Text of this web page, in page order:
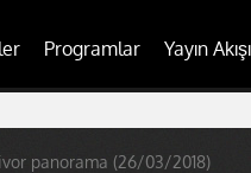
Programlar Yayın Akışı
panorama (26/03/2018)